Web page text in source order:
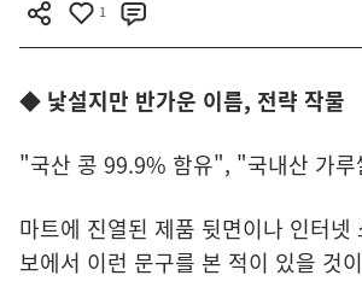
1
◆ 낯설지만 반가운 이름, 전략 작물
"국산 콩 99.9% 함유", "국내산 가루
마트에 진열된 제품 뒷면이나 인터넷
보에서 이런 문구를 본 적이 있을 것